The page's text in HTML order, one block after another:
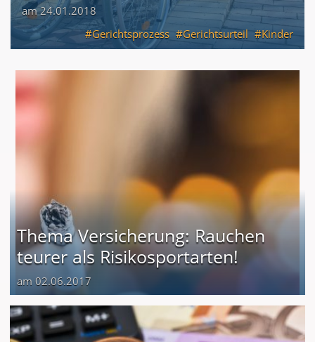
am 24.01.2018
Gerichtsprozess
Gerichtsurteil Kinder
Thema Versicherung: Rauchen
teurer als Risikosportarten!
am 02.06.2017